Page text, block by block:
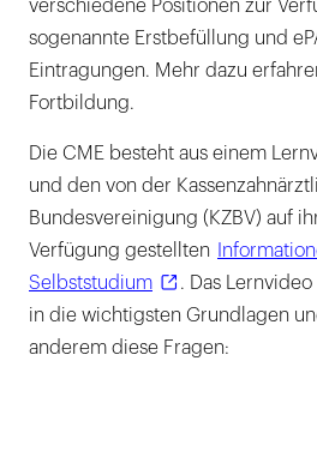
verschiedene Positionen zur
sogenannte Erstbefüllung und
Eintragungen. Mehr dazu
Fortbildung.
Die CME besteht aus einem
und den von der
Bundesvereinigung (KZBV) auf
Verfügung gestellten
Selbststudium
. Das
in die wichtigsten Grundlagen
anderem diese Fragen: